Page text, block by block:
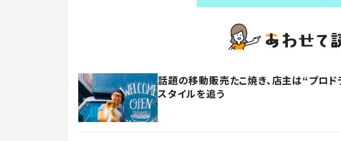
話題の移動販売たこ焼き、店主は“プロ
スタイルを追う